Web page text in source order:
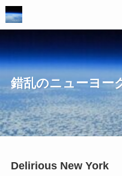
錯乱のニューヨー
Delirious New York